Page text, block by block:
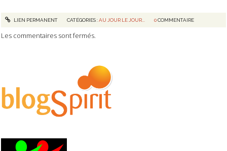
LIEN PERMANENT CATÉGORIES :AU JOUR LE JOUR... 0COMMENTAIRE
Les commentaires sont fermés.